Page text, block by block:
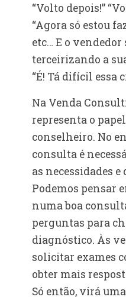
“Volto depois!”
“Agora só estou
etc… E o
terceirizando a
“É! Tá difícil essa
Na Venda
representa o
conselheiro. No
consulta é
as necessidades e
Podemos pensar
numa boa
perguntas para
diagnóstico. Às
solicitar exames
obter mais
Só então, virá